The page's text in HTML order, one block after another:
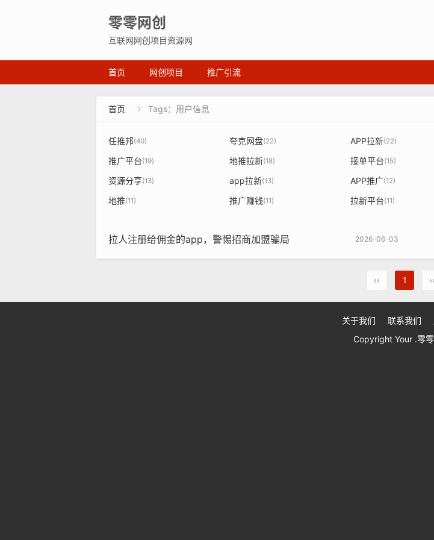
零零网创
互联网网创项目资源网
首页 网创项目 推广引流
首页  Tags：用户信息
任推邦(40) 夸克网盘(22) APP拉新(22)
推广平台(19) 地推拉新(18) 接单平台(15)
资源分享(13) app拉新(13) APP推广(12)
地推(11) 推广赚钱(11) 拉新平台(11)
2026-06-03
拉人注册给佣金的app，警惕招商加盟骗局
‹‹ 1 ››
关于我们 联系我们
Copyright Your .零